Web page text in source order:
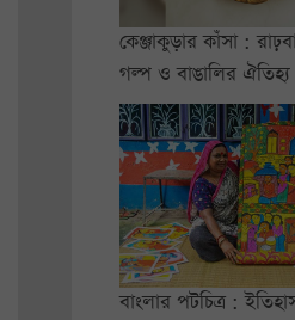
কেঞ্জাকুড়ার কাঁসা :
গল্প ও বাঙালির ঐতিহ্য
বাংলার পটচিত্র :